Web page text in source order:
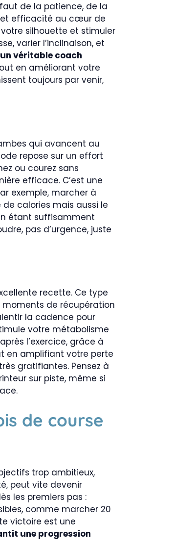
de la patience, de la
et efficacité au cœur de
silhouette et stimuler
varier l’inclinaison, et
un véritable coach
en améliorant votre
toujours par venir,
qui avancent au
repose sur un effort
ou courez sans
efficace. C’est une
exemple, marcher à
calories mais aussi le
étant suffisamment
pas d’urgence, juste
recette. Ce type
de récupération
la cadence pour
votre métabolisme
l’exercice, grâce à
en amplifiant votre perte
gratifiantes. Pensez à
sur piste, même si
de course
trop ambitieux,
peut vite devenir
les premiers pas :
comme marcher 20
victoire est une
une progression